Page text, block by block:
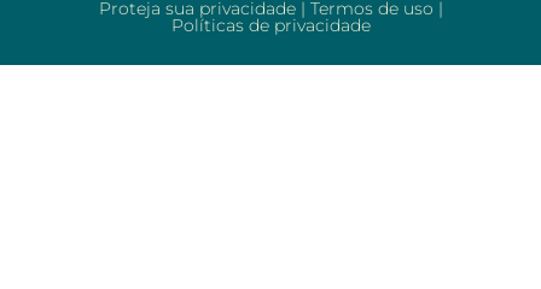
Proteja sua privacidade | Termos de uso |
Políticas de privacidade